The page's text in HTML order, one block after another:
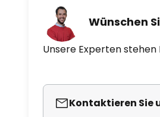
Wünschen
Unsere Experten stehen
Kontaktieren Sie